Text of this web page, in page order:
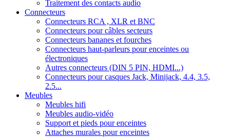
Traitement des contacts audio
Connecteurs
Connecteurs RCA , XLR et BNC
Connecteurs pour câbles secteurs
Connecteurs bananes et fourches
Connecteurs haut-parleurs pour enceintes ou
électroniques
Autres connecteurs (DIN 5 PIN, HDMI...)
Connecteurs pour casques Jack, Minijack, 4.4, 3.5,
2.5...
Meubles
Meubles hifi
Meubles audio-vidéo
Support et pieds pour enceintes
Attaches murales pour enceintes